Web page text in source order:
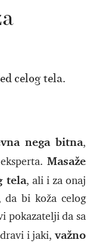
celog tela.
nega bitna,
Masaže
tela, ali i za onaj
da bi koža celog
pokazatelji da sa
i jaki,važno